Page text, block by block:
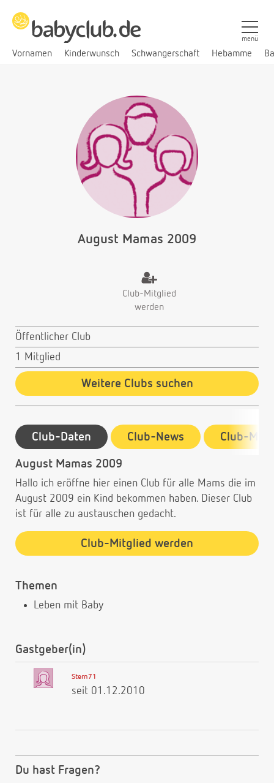
Vornamen Kinderwunsch Schwangerschaft Hebamme
menü
August Mamas 2009
Club-Mitglied
werden
Öffentlicher Club
1 Mitglied
Weitere Clubs suchen
Club-Daten Club-News Club-
August Mamas 2009
Hallo ich eröffne hier einen Club für alle Mams die im
August 2009 ein Kind bekommen haben. Dieser Club
ist für alle zu austauschen gedacht.
Club-Mitglied werden
Themen
Leben mit Baby
Gastgeber(in)
Stern71
seit 01.12.2010
Du hast Fragen?